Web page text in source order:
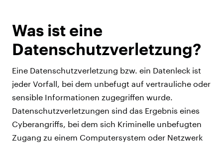
Was ist eine
Datenschutzverletzung?
Eine Datenschutzverletzung bzw. ein Datenleck ist
jeder Vorfall, bei dem unbefugt auf vertrauliche oder
sensible Informationen zugegriffen wurde.
Datenschutzverletzungen sind das Ergebnis eines
Cyberangriffs, bei dem sich Kriminelle unbefugten
Zugang zu einem Computersystem oder Netzwerk